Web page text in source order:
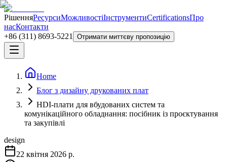
РішенняРесурсиМожливостіІнструментиCertificationsПро
насКонтакти
+86 (311) 8693-5221
Отримати миттєву пропозицію
Home
Блог з дизайну друкованих плат
HDI-плати для вбудованих систем та
комунікаційного обладнання: посібник із проєктування
та закупівлі
design
22 квітня 2026 р.